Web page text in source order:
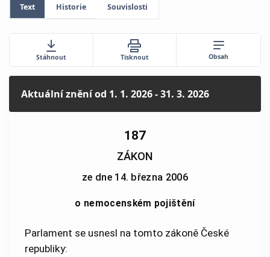
Text Historie Souvislosti
Stáhnout Tisknout Obsah
Aktuální zněníod 1. 1. 2026 - 31. 3. 2026
187
ZÁKON
ze dne 14. března 2006
o nemocenském pojištění
Parlament se usnesl na tomto zákoně České
republiky: